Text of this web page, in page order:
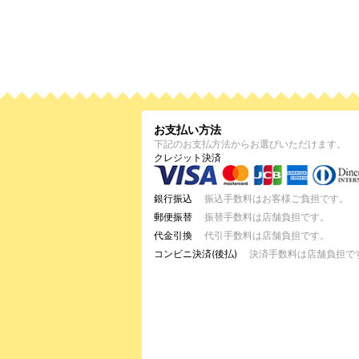
お支払い方法
下記のお支払方法からお選びいただけます。
クレジット決済
銀行振込
振込手数料はお客様ご負担です。
郵便振替
振替手数料は店舗負担です。
代金引換
代引手数料は店舗負担です。
コンビニ決済(後払)
決済手数料は店舗負担で